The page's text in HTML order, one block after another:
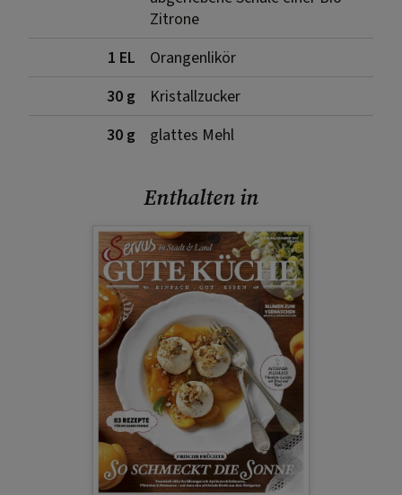
Zitrone
1 EL
Orangenlikör
30 g
Kristallzucker
30 g
glattes Mehl
Enthalten in